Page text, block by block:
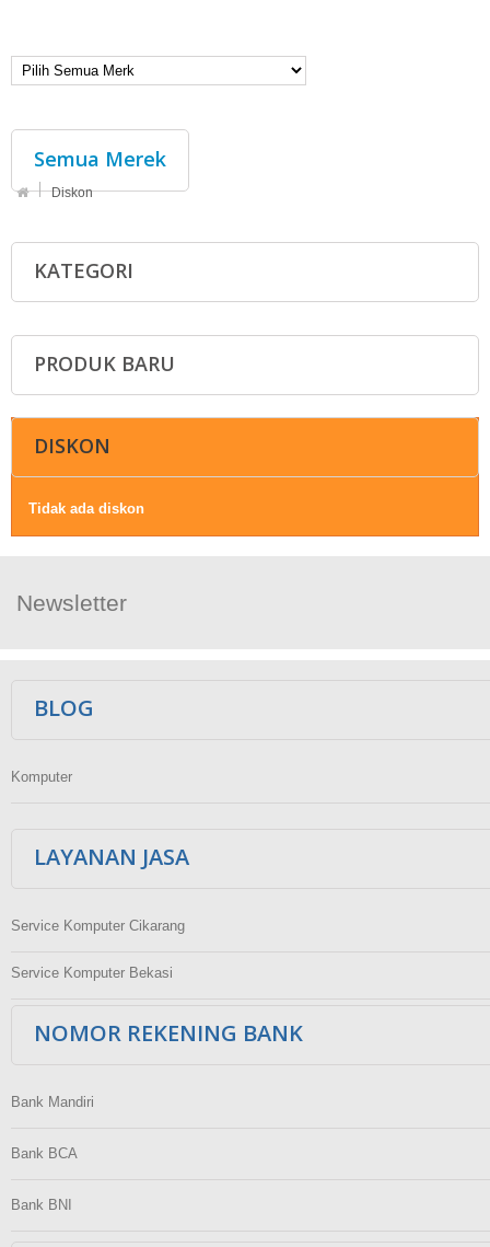
Semua Merek
Diskon
KATEGORI
PRODUK BARU
DISKON
Tidak ada diskon
Newsletter
BLOG
Komputer
LAYANAN JASA
Service Komputer Cikarang
Service Komputer Bekasi
NOMOR REKENING BANK
Bank Mandiri
Bank BCA
Bank BNI